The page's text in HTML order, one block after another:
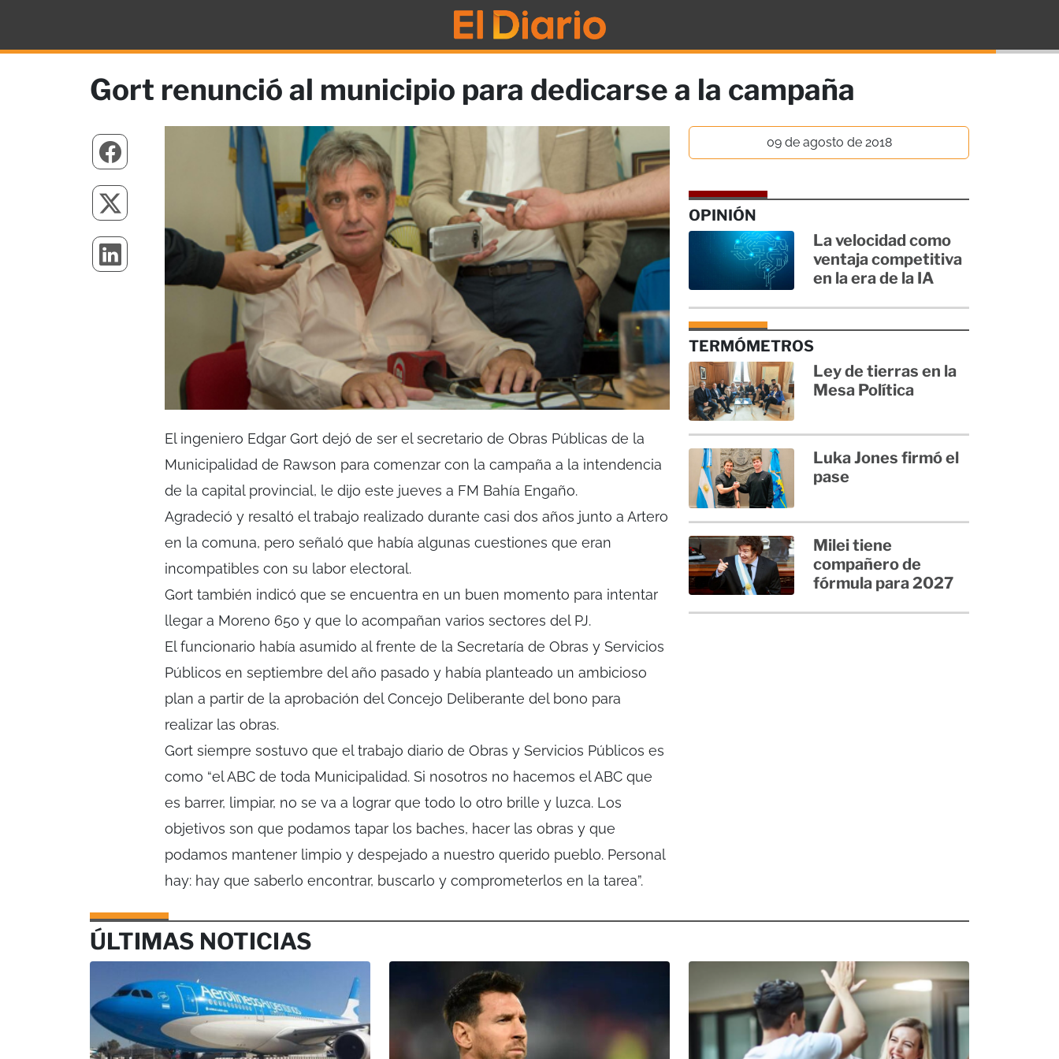
Gort renunció al municipio para dedicarse a la campaña
El ingeniero Edgar Gort dejó de ser el secretario de Obras Públicas de la
Municipalidad de Rawson para comenzar con la campaña a la intendencia
de la capital provincial, le dijo este jueves a FM Bahía Engaño.
Agradeció y resaltó el trabajo realizado durante casi dos años junto a Artero
en la comuna, pero señaló que había algunas cuestiones que eran
incompatibles con su labor electoral.
Gort también indicó que se encuentra en un buen momento para intentar
llegar a Moreno 650 y que lo acompañan varios sectores del PJ.
El funcionario había asumido al frente de la Secretaría de Obras y Servicios
Públicos en septiembre del año pasado y había planteado un ambicioso
plan a partir de la aprobación del Concejo Deliberante del bono para
realizar las obras.
Gort siempre sostuvo que el trabajo diario de Obras y Servicios Públicos es
como “el ABC de toda Municipalidad. Si nosotros no hacemos el ABC que
es barrer, limpiar, no se va a lograr que todo lo otro brille y luzca. Los
objetivos son que podamos tapar los baches, hacer las obras y que
podamos mantener limpio y despejado a nuestro querido pueblo. Personal
hay: hay que saberlo encontrar, buscarlo y comprometerlos en la tarea”.
09 de agosto de 2018
OPINIÓN
La velocidad como
ventaja competitiva
en la era de la IA
TERMÓMETROS
Ley de tierras en la
Mesa Política
Luka Jones firmó el
pase
Milei tiene
compañero de
fórmula para 2027
ÚLTIMAS NOTICIAS